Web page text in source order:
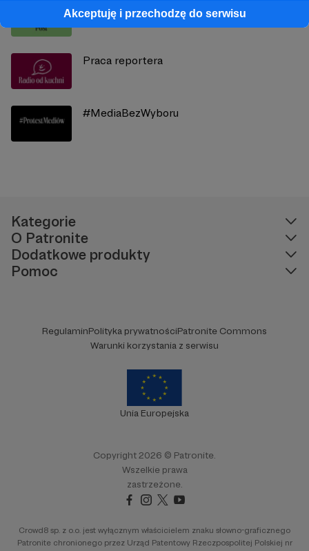
Akceptuję i przechodzę do serwisu
Ogłoszenia i newsy
Praca reportera
#MediaBezWyboru
Kategorie
O Patronite
Dodatkowe produkty
Pomoc
RegulaminPolityka prywatnościPatronite Commons
Warunki korzystania z serwisu
Unia Europejska
Copyright 2026 © Patronite.
Wszelkie prawa
zastrzeżone.
Crowd8 sp. z o.o. jest wyłącznym właścicielem znaku słowno-graficznego
Patronite chronionego przez Urząd Patentowy Rzeczpospolitej Polskiej nr